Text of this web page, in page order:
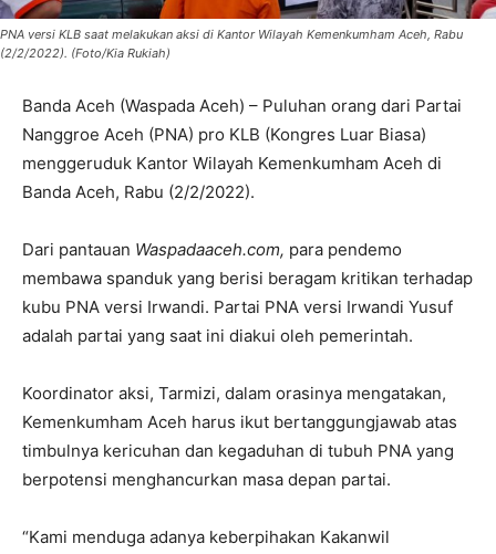
PNA versi KLB saat melakukan aksi di Kantor Wilayah Kemenkumham Aceh, Rabu
(2/2/2022). (Foto/Kia Rukiah)
Banda Aceh (Waspada Aceh) – Puluhan orang dari Partai
Nanggroe Aceh (PNA) pro KLB (Kongres Luar Biasa)
menggeruduk Kantor Wilayah Kemenkumham Aceh di
Banda Aceh, Rabu (2/2/2022).
Dari pantauan Waspadaaceh.com, para pendemo
membawa spanduk yang berisi beragam kritikan terhadap
kubu PNA versi Irwandi. Partai PNA versi Irwandi Yusuf
adalah partai yang saat ini diakui oleh pemerintah.
Koordinator aksi, Tarmizi, dalam orasinya mengatakan,
Kemenkumham Aceh harus ikut bertanggungjawab atas
timbulnya kericuhan dan kegaduhan di tubuh PNA yang
berpotensi menghancurkan masa depan partai.
“Kami menduga adanya keberpihakan Kakanwil